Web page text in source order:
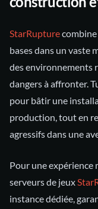
StarRupture
bases dans un vaste
des environnements
dangers à affronter.
pour bâtir une
production, tout en
agressifs dans une
Pour une
serveurs de jeux
instance dédiée,